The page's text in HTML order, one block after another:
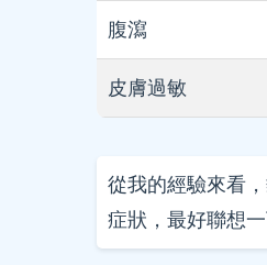
腹瀉
皮膚過敏
從我的經驗來看
症狀，最好聯想